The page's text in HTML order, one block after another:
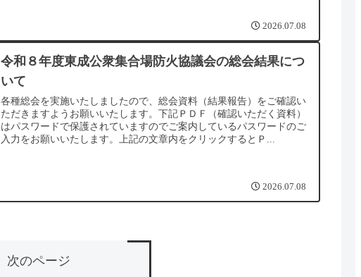
2026.07.08
令和８年度東成公衆集合場防火協議会の総会結果につ
いて
各種総会を実施いたしましたので、総会資料（結果報告）をご確認い
ただきますようお願いいたします。下記ＰＤＦ（確認いただく資料）
はパスワードで保護されていますのでご案内しているパスワードのご
入力をお願いいたします。上記の文章内をクリックするとＰ...
2026.07.08
次のページ